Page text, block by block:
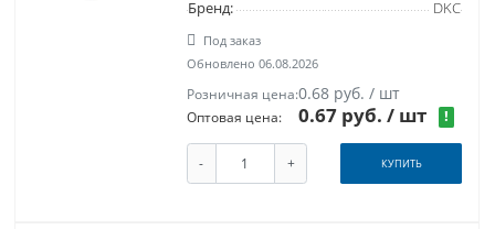
Бренд:
DKC
Под заказ
Обновлено 06.08.2026
Розничная цена:0.68 руб. / шт
Оптовая цена: 0.67 руб./ шт !
- + КУПИТЬ